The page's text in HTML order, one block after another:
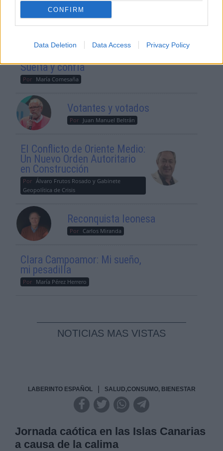
CONFIRM
Data Deletion Data Access Privacy Policy
es consciente del riesgo de
una tercera guerra mundial?
Suelta y confía
Por María Comesaña
Votantes y votados
Por Juan Manuel Beltrán
El Conflicto de Oriente Medio:
Un Nuevo Orden Autoritario
en Construcción
Por Álvaro Frutos Rosado y Gabinete
Geopolítica de Crisis
Reconquista leonesa
Por Carlos Miranda
Clara Campoamor: Mi sueño,
mi pesadilla
Por María Pérez Herrero
NOTICIAS MAS VISTAS
LABERINTO ESPAÑOL SALUD,CONSUMO, BIENESTAR
Jornada caótica en las Islas Canarias
a causa de la calima